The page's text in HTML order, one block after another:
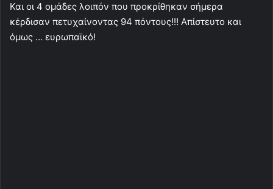
Και οι 4 ομάδες λοιπόν που προκρίθηκαν σήμερα
κέρδισαν πετυχαίνοντας 94 πόντους!!! Απίστευτο και
όμως … ευρωπαϊκό!